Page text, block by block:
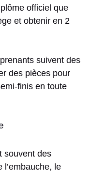
officiel que
et obtenir en 2
suivent des
des pièces pour
finis en toute
souvent des
l’embauche, le